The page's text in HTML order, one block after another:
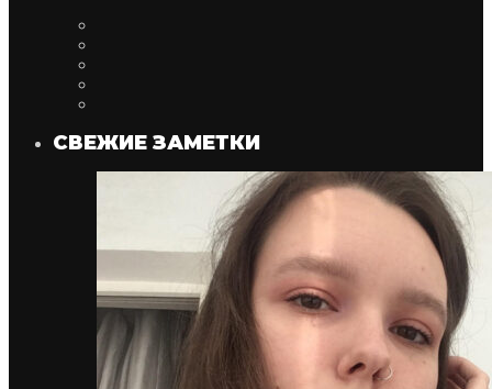
СВЕЖИЕ ЗАМЕТКИ